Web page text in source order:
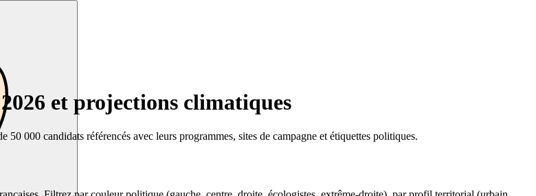
et projections climatiques
000 candidats référencés avec leurs programmes, sites de campagne et étiquettes politiques.